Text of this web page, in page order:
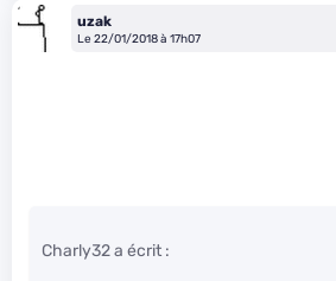
uzak
Le 22/01/2018 à 17h07
Charly32 a écrit :